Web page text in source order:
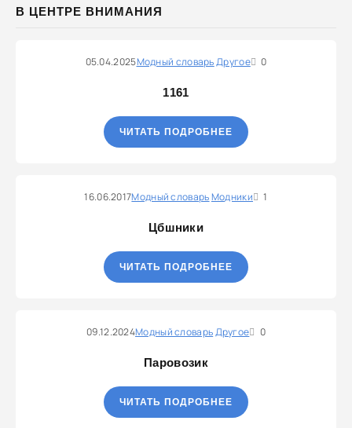
В ЦЕНТРЕ ВНИМАНИЯ
05.04.2025Модный словарьДругое 0
1161
ЧИТАТЬ ПОДРОБНЕЕ
16.06.2017Модный словарьМодники 1
Цбшники
ЧИТАТЬ ПОДРОБНЕЕ
09.12.2024Модный словарьДругое 0
Паровозик
ЧИТАТЬ ПОДРОБНЕЕ